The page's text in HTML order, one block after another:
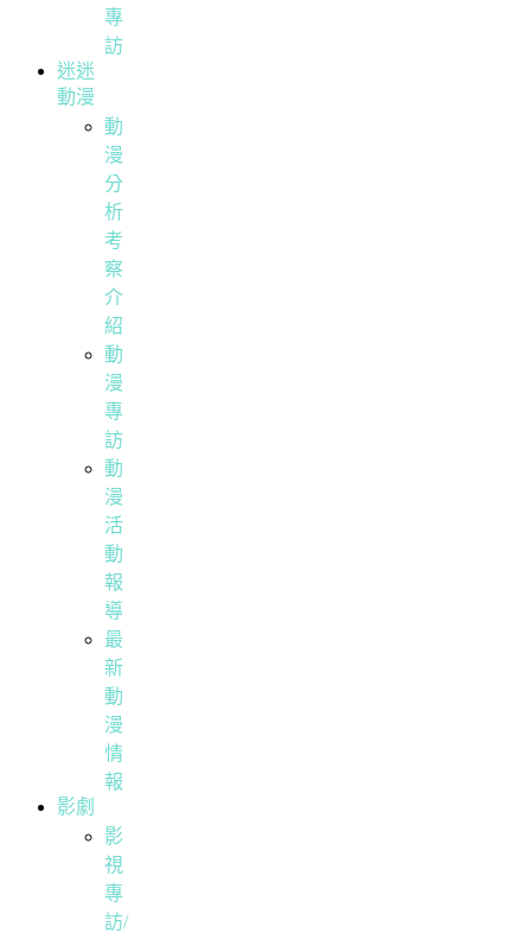
專
訪
迷迷
動漫
動
漫
分
析
考
察
介
紹
動
漫
專
訪
動
漫
活
動
報
導
最
新
動
漫
情
報
影劇
影
視
專
訪/